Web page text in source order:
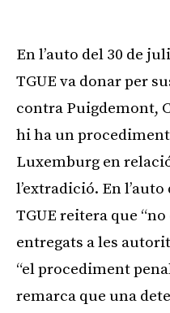
En l’auto del 30 de
TGUE va donar per
contra Puigdemont,
hi ha un
Luxemburg en
l’extradició. En
TGUE reitera que
entregats a les
“el procediment
remarca que una